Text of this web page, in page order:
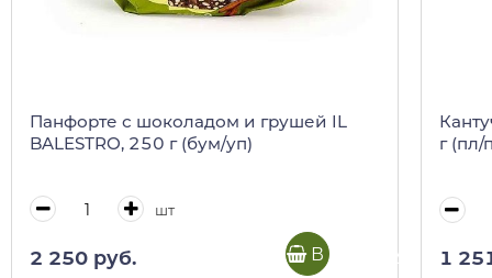
Панфорте с шоколадом и грушей IL
BALESTRO, 250 г (бум/уп)
шт
2 250 руб. В корзину
г (пл/
1